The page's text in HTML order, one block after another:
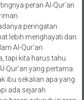
peran Al-Qur’an
peringatan
lebih menghayati dan
Al-Qur’an.
tapi kita harus tahu
Qur’an yang pertama.
ibu sekalian apa yang
ada sejarah